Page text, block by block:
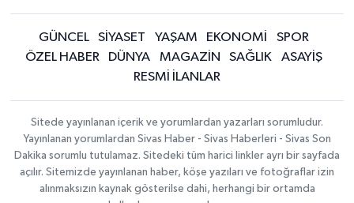
GÜNCEL SİYASET YAŞAM EKONOMİ
SPOR
ÖZEL HABER
DÜNYA MAGAZİN SAĞLIK
ASAYİŞ
RESMİ İLANLAR
Sitede yayınlanan içerik ve yorumlardan yazarları sorumludur.
Yayınlanan yorumlardan Sivas Haber - Sivas Haberleri - Sivas Son
Dakika sorumlu tutulamaz. Sitedeki tüm harici linkler ayrı bir sayfada
açılır. Sitemizde yayınlanan haber, köşe yazıları ve fotoğraflar izin
alınmaksızın kaynak gösterilse dahi, herhangi bir ortamda